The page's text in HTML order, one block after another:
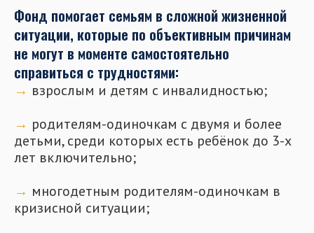
Фонд помогает семьям в сложной жизненной
ситуации, которые по объективным причинам
не могут в моменте самостоятельно
справиться с трудностями:
→ взрослым и детям с инвалидностью;
→ родителям-одиночкам с двумя и более
детьми, среди которых есть ребёнок до 3-х
лет включительно;
→ многодетным родителям-одиночкам в
кризисной ситуации;